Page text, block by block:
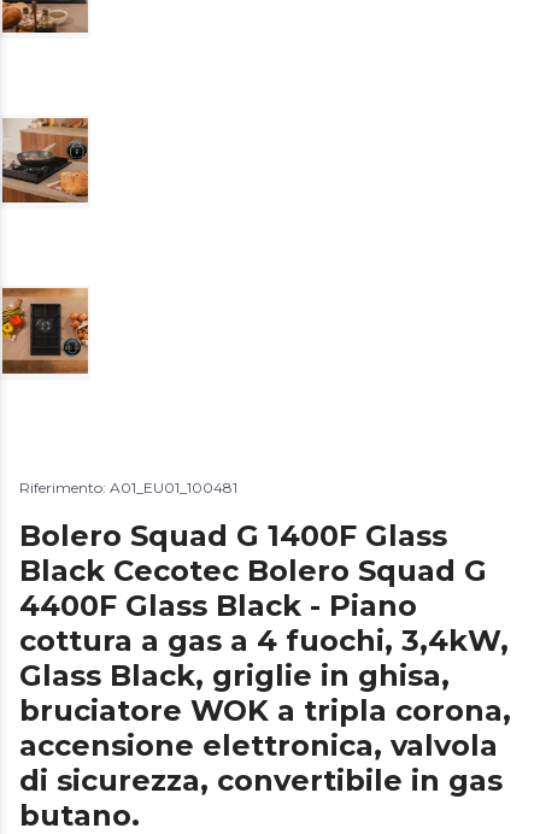
Riferimento: A01_EU01_100481
Bolero Squad G 1400F Glass
Black Cecotec Bolero Squad G
4400F Glass Black - Piano
cottura a gas a 4 fuochi, 3,4kW,
Glass Black, griglie in ghisa,
bruciatore WOK a tripla corona,
accensione elettronica, valvola
di sicurezza, convertibile in gas
butano.